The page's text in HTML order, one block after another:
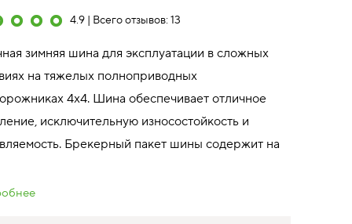
4.9 | Всего отзывов: 13
зимняя шина для эксплуатации в сложных
на тяжелых полноприводных
4x4. Шина обеспечивает отличное
исключительную износостойкость и
Брекерный пакет шины содержит на